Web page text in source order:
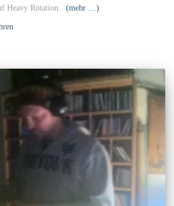
Heavy Rotation.
(mehr …)